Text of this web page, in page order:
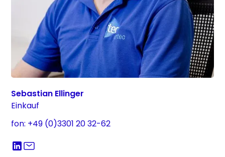
Sebastian Ellinger
Einkauf
fon: +49 (0)3301 20 32-62